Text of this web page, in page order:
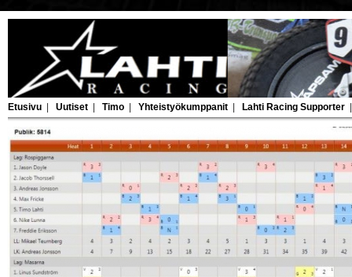
Etusivu Uutiset Timo Yhteistyökumppanit Lahti Racing Supporter